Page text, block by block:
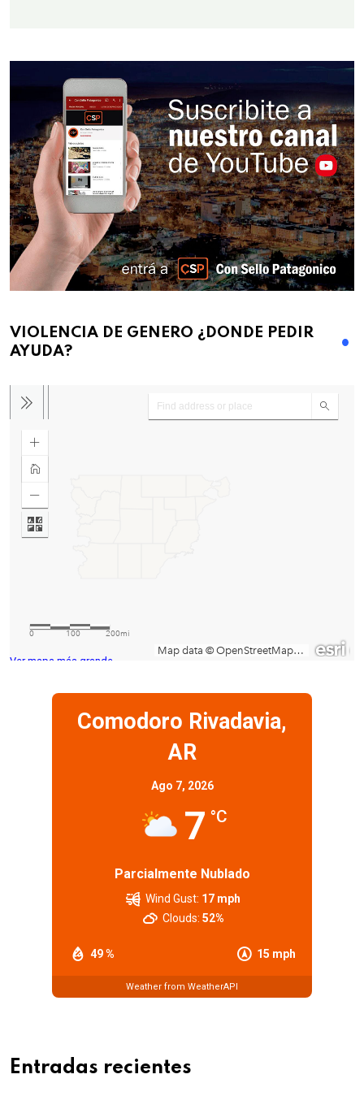
VIOLENCIA DE GENERO ¿DONDE PEDIR
AYUDA?
Ver mapa más grande
Comodoro Rivadavia,
AR
Ago 7, 2026
7 °C
Parcialmente Nublado
49 % 15 mph
Wind Gust: 17 mph
Clouds: 52%
Weather from WeatherAPI
Entradas recientes